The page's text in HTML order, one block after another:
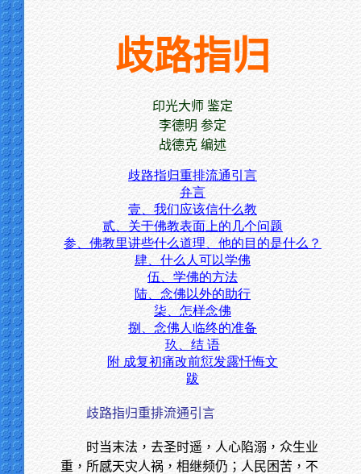
歧路指归
印光大师 鉴定
李德明 参定
战德克 编述
歧路指归重排流通引言
弁言
壹、我们应该信什么教
贰、关于佛教表面上的几个问题
参、佛教里讲些什么道理、他的目的是什么？
肆、什么人可以学佛
伍、学佛的方法
陆、念佛以外的助行
柒、怎样念佛
捌、念佛人临终的准备
玖、结 语
附 成复初痛改前愆发露忏悔文
跋
歧路指归重排流通引言
时当末法，去圣时遥，人心陷溺，众生业
重，所感天灾人祸，相继频仍；人民困苦，不